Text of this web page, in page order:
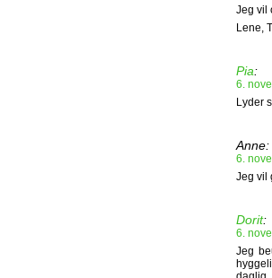
Jeg vil
Lene,
Pia:
6.
Lyder
Anne:
6.
Jeg vil
Dorit:
6.
Jeg